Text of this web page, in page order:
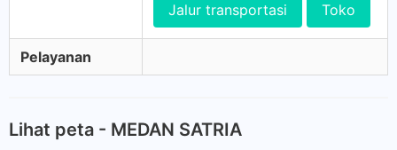
Jalur transportasi Toko
Pelayanan
Lihat peta - MEDAN SATRIA